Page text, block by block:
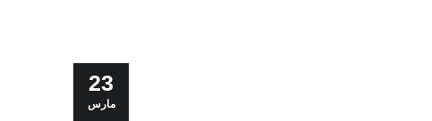
23
مارس